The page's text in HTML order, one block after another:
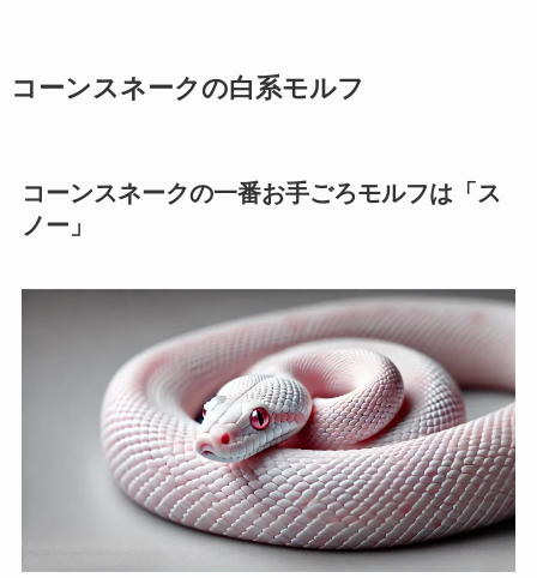
コーンスネークの白系モルフ
コーンスネークの一番お手ごろモルフは「ス
ノー」